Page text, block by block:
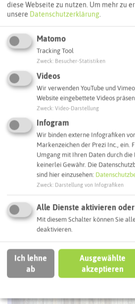
Naturerlebnisse
AUSFLUGSTIPPS
Zeitreisen
AUSFLUGSTIPPS
diese Webseite zu nutzen. Um mehr zu
unsere Datenschutzerklärung.
Matomo
Tracking Tool
Zweck Besucher-Statistiken
Videos
Wir verwenden YouTube und
Website eingebettete Videos
Zweck Video-Darstellung
Infogram
Wir binden externe Infografiken
Markenzeichen der Prezi Inc., ein.
Umgang mit Ihren Daten durch
keinerlei Gewähr. Die
sind hier einzusehen:
Zweck Darstellung von Infografiken
Alle Dienste aktivieren
Mit diesem Schalter können Sie
deaktivieren.
Ich lehne
ab
Ausgewählte
akzeptieren